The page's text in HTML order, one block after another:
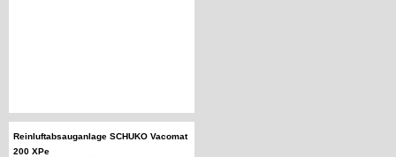
Reinluftabsauganlage SCHUKO Vacomat
200 XPe